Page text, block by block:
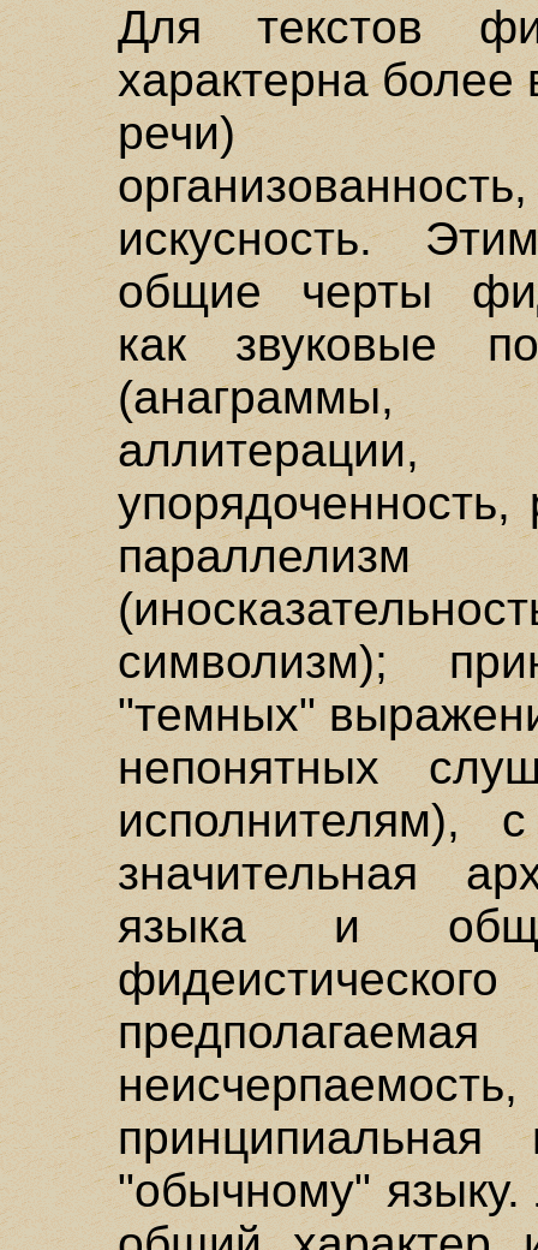
Для текстов
характерна
речи)
искусность.
общие черты
как звуковые
(анаграммы,
символизм);
"темных"
непонятных
исполнителям),
значительная
языка и
принципиальная
"обычному" языку.